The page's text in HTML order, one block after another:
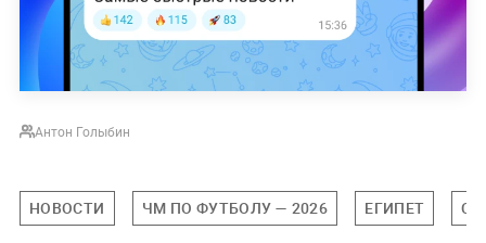
Антон Голыбин
НОВОСТИ ЧМ ПО ФУТБОЛУ — 2026 ЕГИПЕТ